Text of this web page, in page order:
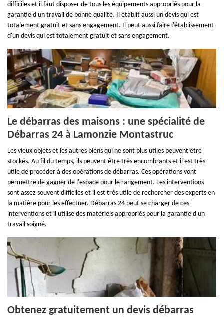
difficiles et il faut disposer de tous les équipements appropriés pour la
garantie d'un travail de bonne qualité. Il établit aussi un devis qui est
totalement gratuit et sans engagement. Il peut aussi faire l'établissement
d'un devis qui est totalement gratuit et sans engagement.
Le débarras des maisons : une spécialité de
Débarras 24 à Lamonzie Montastruc
Les vieux objets et les autres biens qui ne sont plus utiles peuvent être
stockés. Au fil du temps, ils peuvent être très encombrants et il est très
utile de procéder à des opérations de débarras. Ces opérations vont
permettre de gagner de l'espace pour le rangement. Les interventions
sont assez souvent difficiles et il est très utile de rechercher des experts en
la matière pour les effectuer. Débarras 24 peut se charger de ces
interventions et il utilise des matériels appropriés pour la garantie d'un
travail soigné.
Obtenez gratuitement un devis débarras